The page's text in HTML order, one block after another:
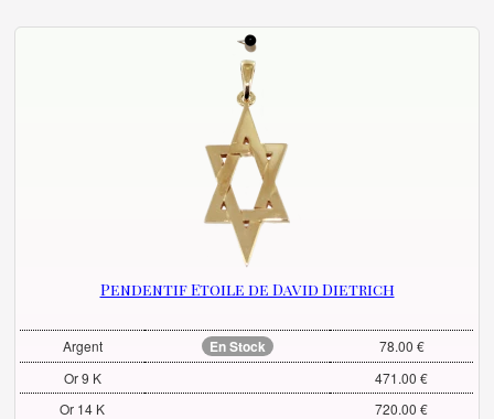
Pendentif Etoile de David Dietrich
Argent En Stock
78.00 €
Or 9 K
471.00 €
Or 14 K
720.00 €